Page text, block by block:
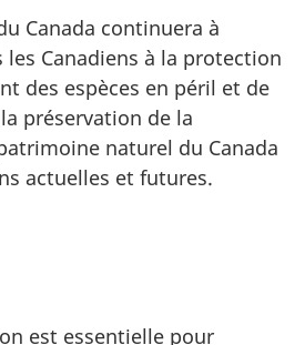
Canada continuera à
Canadiens à la protection
des espèces en péril et de
préservation de la
naturel du Canada
actuelles et futures.
est essentielle pour